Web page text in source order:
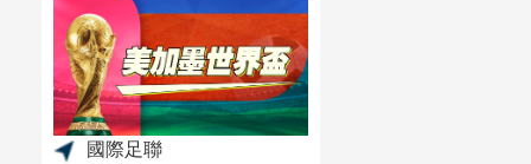
和無人機襲擊，
多處設施受損，
但五角大樓並未
公開承認。
國際足聯